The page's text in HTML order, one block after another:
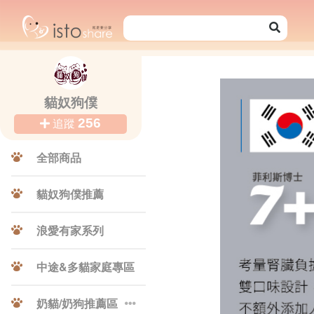
貓奴狗僕
追蹤256
全部商品
貓奴狗僕推薦
浪愛有家系列
中途&多貓家庭專區
奶貓/奶狗推薦區